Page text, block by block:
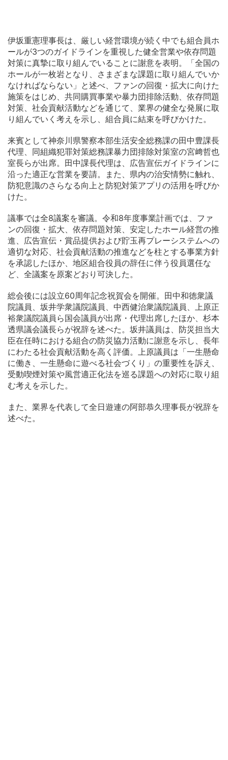
伊坂重憲理事長は、厳しい経営環境が続く中でも組合員ホ
ールが3つのガイドラインを重視した健全営業や依存問題
対策に真摯に取り組んでいることに謝意を表明。「全国の
ホールが一枚岩となり、さまざまな課題に取り組んでいか
なければならない」と述べ、ファンの回復・拡大に向けた
施策をはじめ、共同購買事業や暴力団排除活動、依存問題
対策、社会貢献活動などを通じて、業界の健全な発展に取
り組んでいく考えを示し、組合員に結束を呼びかけた。
来賓として神奈川県警察本部生活安全総務課の田中豊課長
代理、同組織犯罪対策総務課暴力団排除対策室の宮﨑哲也
室長らが出席。田中課長代理は、広告宣伝ガイドラインに
沿った適正な営業を要請。また、県内の治安情勢に触れ、
防犯意識のさらなる向上と防犯対策アプリの活用を呼びか
けた。
議事では全8議案を審議。令和8年度事業計画では、ファ
ンの回復・拡大、依存問題対策、安定したホール経営の推
進、広告宣伝・賞品提供および貯玉再プレーシステムへの
適切な対応、社会貢献活動の推進などを柱とする事業方針
を承認したほか、地区組合役員の辞任に伴う役員選任な
ど、全議案を原案どおり可決した。
総会後には設立60周年記念祝賀会を開催。田中和徳衆議
院議員、坂井学衆議院議員、中西健治衆議院議員、上原正
裕衆議院議員ら国会議員が出席・代理出席したほか、杉本
透県議会議長らが祝辞を述べた。坂井議員は、防災担当大
臣在任時における組合の防災協力活動に謝意を示し、長年
にわたる社会貢献活動を高く評価。上原議員は「一生懸命
に働き、一生懸命に遊べる社会づくり」の重要性を訴え、
受動喫煙対策や風営適正化法を巡る課題への対応に取り組
む考えを示した。
また、業界を代表して全日遊連の阿部恭久理事長が祝辞を
述べた。